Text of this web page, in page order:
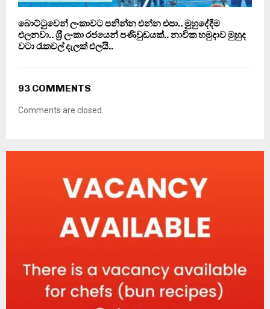
බොට්ටුවෙන් ලංකාවට පනින්න එන්න එපා.. මුහුදේදීම
එලනවා.. ශ‍්‍රී ලංකා රජයෙන් පණිවුඩයක්.. නාවික හමුදාව මුහුද
වටා රැකවල් දැලක් එලයි..
93 COMMENTS
Comments are closed.